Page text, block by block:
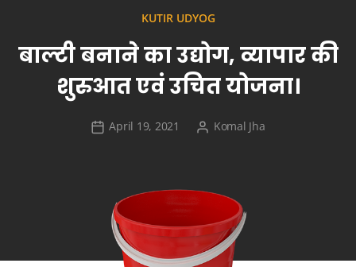
KUTIR UDYOG
बाल्टी बनाने का उद्योग, व्यापार की
शुरुआत एवं उचित योजना।
April 19, 2021 Komal Jha